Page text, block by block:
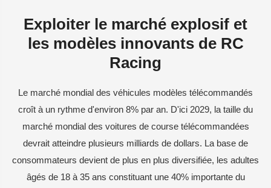
Exploiter le marché explosif et
les modèles innovants de RC
Racing
Le marché mondial des véhicules modèles télécommandés
croît à un rythme d'environ 8% par an. D'ici 2029, la taille du
marché mondial des voitures de course télécommandées
devrait atteindre plusieurs milliards de dollars. La base de
consommateurs devient de plus en plus diversifiée, les adultes
âgés de 18 à 35 ans constituant une 40% importante du